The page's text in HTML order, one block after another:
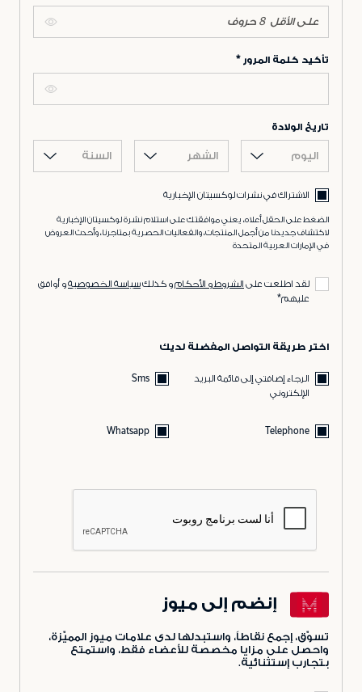
تأكيد كلمة المرور
تاريخ الولادة
اليوم الشهر السنة
الاشتراك في نشرات لوكسيتان الإخبارية
الضغط على الحقل أعلاه، يعني موافقتك على استلام نشرة لوكسيتان الإخبارية
لاكتشاف جديدنا من أجمل المنتجات، والفعاليات الحصرية بمتاجرنا، وأحدث العروض
في الإمارات العربية المتحدة
لقد اطلعت على الشروط و الأحكامو كذلكسياسة الخصوصيةو أوافق
عليهم*
اختر طريقة التواصل المفضلة لديك
الرجاء إضافتي إلى قائمة البريد
الإلكتروني
Sms
Telephone
Whatsapp
إنضم إلى ميوز
تسوّق، إجمع نقاطاً، واستبدلها لدى علامات ميوز المميّزة،
واحصل على مزايا مخصصة للأعضاء فقط، واستمتع
بتجارب إستثنائية.